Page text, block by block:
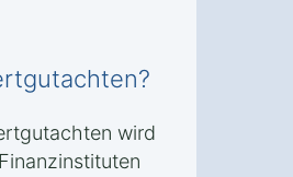
wird